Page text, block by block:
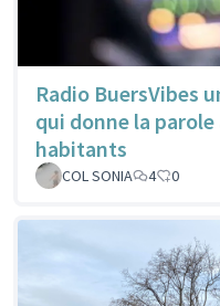
Radio BuersVibes
qui donne la parole
habitants
COL SONIA 4 0